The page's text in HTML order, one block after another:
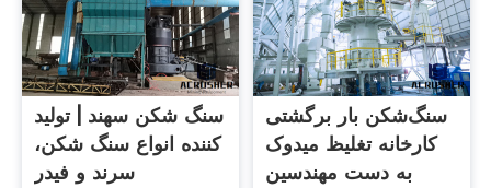
سنگ شکن سهند | تولید
کننده انواع سنگ شکن،
سرند و فیدر
سنگ‌شکن بار برگشتی
کارخانه تغلیظ میدوک
به دست مهندسین